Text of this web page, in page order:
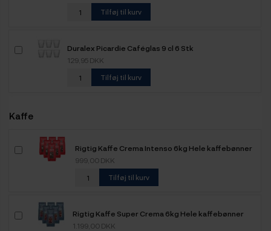
Tilføj til kurv
Duralex Picardie Caféglas 9 cl 6 Stk
129,95 DKK
Tilføj til kurv
Kaffe
Rigtig Kaffe Crema Intenso 6kg Hele kaffebønner
999,00 DKK
Tilføj til kurv
Rigtig Kaffe Super Crema 6kg Hele kaffebønner
1.199,00 DKK